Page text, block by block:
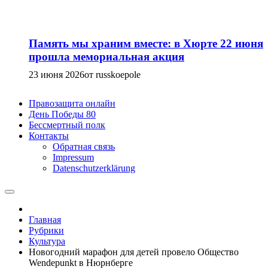
Память мы храним вместе: в Хюрте 22 июня
прошла мемориальная акция
23 июня 2026от russkoepole
Правозащита онлайн
День Победы 80
Бессмертный полк
Контакты
Обратная связь
Impressum
Datenschutzerklärung
Главная
Рубрики
Культура
Новогодний марафон для детей провело Общество
Wendepunkt в Нюрнберге